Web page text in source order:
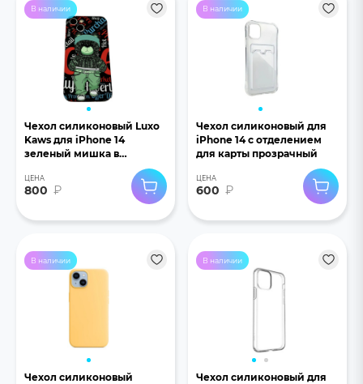
В наличии
Чехол силиконовый Luxo
Kaws для iPhone 14
зеленый мишка в
ЦЕНА
800 ₽
В наличии
Чехол силиконовый для
iPhone 14 с отделением
для карты прозрачный
ЦЕНА
600 ₽
В наличии
Чехол силиконовый
В наличии
Чехол силиконовый для